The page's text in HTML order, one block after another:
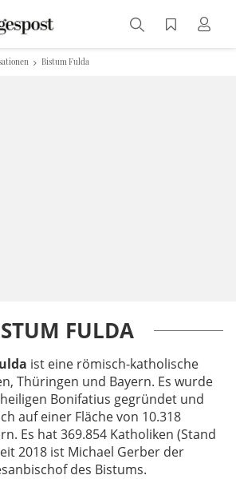
Bistum Fulda
FULDA
ist eine römisch-katholische
Thüringen und Bayern. Es wurde
Bonifatius gegründet und
auf einer Fläche von 10.318
Es hat 369.854 Katholiken (Stand
2018 ist Michael Gerber der
des Bistums.